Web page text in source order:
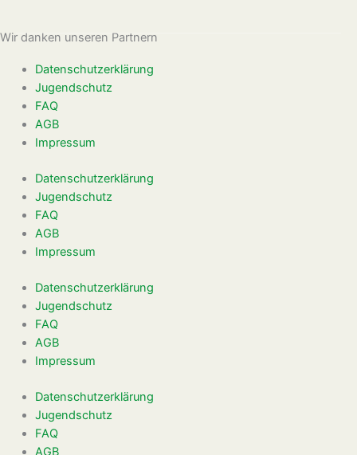
Wir danken unseren Partnern
Datenschutzerklärung
Jugendschutz
FAQ
AGB
Impressum
Datenschutzerklärung
Jugendschutz
FAQ
AGB
Impressum
Datenschutzerklärung
Jugendschutz
FAQ
AGB
Impressum
Datenschutzerklärung
Jugendschutz
FAQ
AGB